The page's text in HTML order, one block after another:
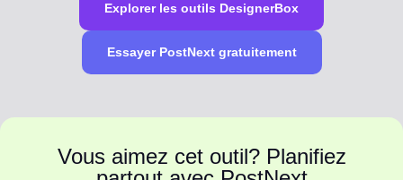
Explorer les outils DesignerBox
Essayer PostNext gratuitement
Vous aimez cet outil? Planifiez